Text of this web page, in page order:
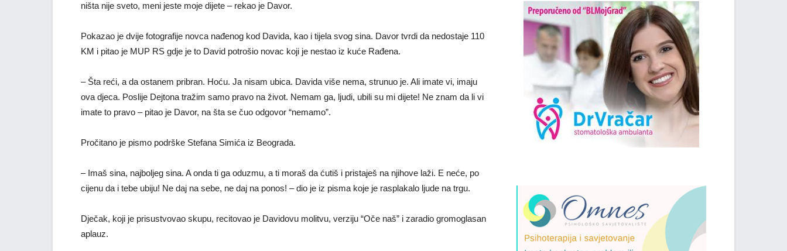
ništa nije sveto, meni jeste moje dijete – rekao je Davor.
Pokazao je dvije fotografije novca nađenog kod Davida, kao i tijela svog sina. Davor tvrdi da nedostaje 110
KM i pitao je MUP RS gdje je to David potrošio novac koji je nestao iz kuće Rađena.
– Šta reći, a da ostanem pribran. Hoću. Ja nisam ubica. Davida više nema, strunuo je. Ali imate vi, imaju
ova djeca. Poslije Dejtona tražim samo pravo na život. Nemam ga, ljudi, ubili su mi dijete! Ne znam da li vi
imate to pravo – pitao je Davor, na šta se čuo odgovor “nemamo”.
Pročitano je pismo podrške Stefana Simića iz Beograda.
– Imaš sina, najboljeg sina. A onda ti ga oduzmu, a ti moraš da ćutiš i pristaješ na njihove laži. E neće, po
cijenu da i tebe ubiju! Ne daj na sebe, ne daj na ponos! – dio je iz pisma koje je rasplakalo ljude na trgu.
Dječak, koji je prisustvovao skupu, recitovao je Davidovu molitvu, verziju “Oče naš” i zaradio gromoglasan
aplauz.